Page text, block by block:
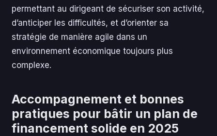
permettant au dirigeant de sécuriser son activité,
d’anticiper les difficultés, et d’orienter sa
stratégie de manière agile dans un
environnement économique toujours plus
complexe.
Accompagnement et bonnes
pratiques pour bâtir un plan de
financement solide en 2025